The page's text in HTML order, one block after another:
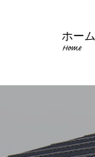
ホーム
Home